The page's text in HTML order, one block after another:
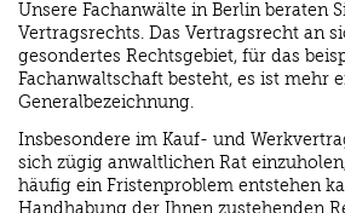
Unsere Fachanwälte in Berlin beraten
Vertragsrechts. Das Vertragsrecht an
gesondertes Rechtsgebiet, für das
Fachanwaltschaft besteht, es ist mehr
Generalbezeichnung.
Insbesondere im Kauf- und
sich zügig anwaltlichen Rat
häufig ein Fristenproblem entstehen
Handhabung der Ihnen zustehenden